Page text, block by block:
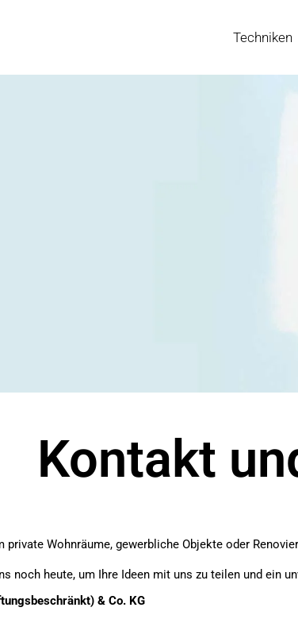
Techniken
Kontakt
private Wohnräume, gewerbliche Objekte oder
noch heute, um Ihre Ideen mit uns zu teilen und ein
& Co. KG